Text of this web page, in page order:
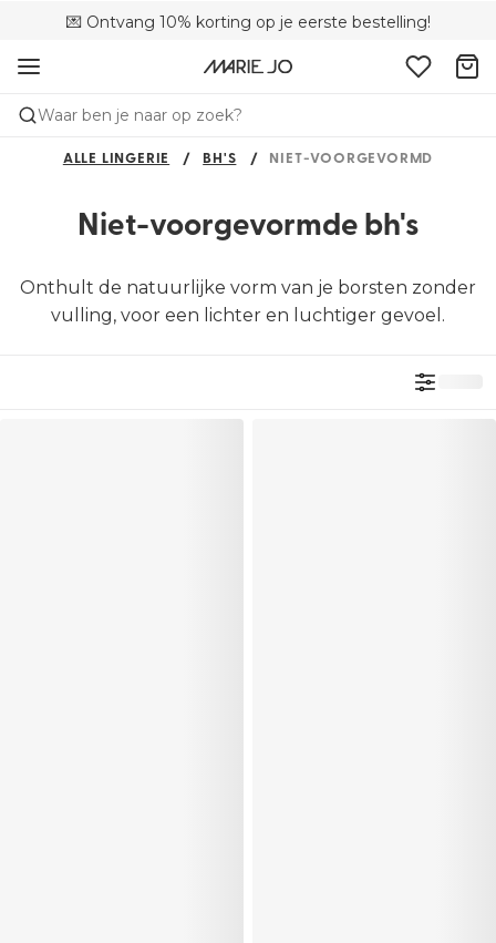
💌 Ontvang 10% korting op je eerste bestelling!
🚚 Gratis bezorging boven €90
📦 Gratis retourneren
Waar ben je naar op zoek?
ALLE LINGERIE BH'S NIET-VOORGEVORMD
Niet-voorgevormde bh's
Onthult de natuurlijke vorm van je borsten zonder
vulling, voor een lichter en luchtiger gevoel.